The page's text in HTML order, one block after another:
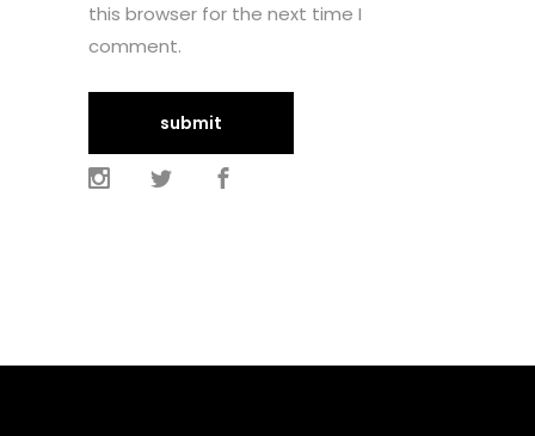
this browser for the next time I
comment.